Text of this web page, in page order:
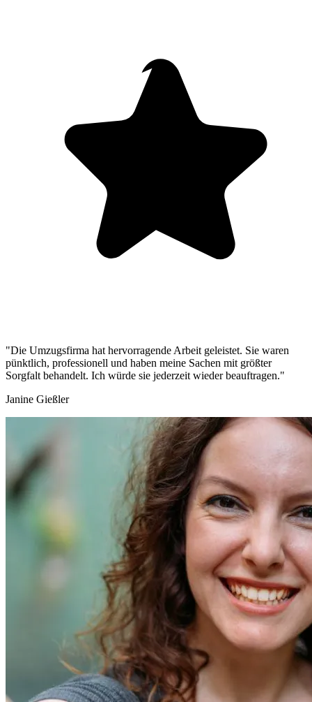
"Die Umzugsfirma hat hervorragende Arbeit geleistet. Sie waren
pünktlich, professionell und haben meine Sachen mit größter
Sorgfalt behandelt. Ich würde sie jederzeit wieder beauftragen."
Janine Gießler